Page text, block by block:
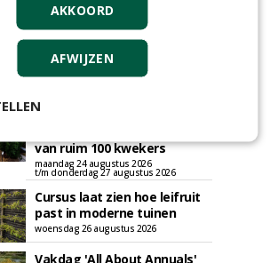
Roadshow over
GreentoColour en Heem in
Swalmen
Menkehorst houdt
van ruim 100 kwekers
maandag 24 augustus 2026
t/m donderdag 27 augustus 2026
Cursus laat zien hoe leifruit
past in moderne tuinen
woensdag 26 augustus 2026
Vakdag 'All About Annuals'
AKKOORD
AFWIJZEN